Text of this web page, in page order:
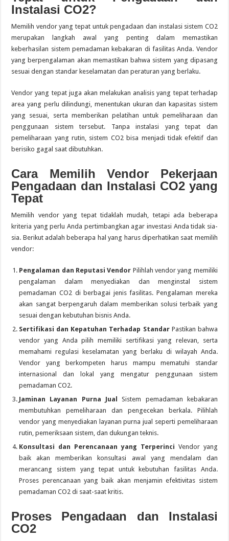
Instalasi CO2?
Memilih vendor yang tepat untuk pengadaan dan instalasi sistem CO2
merupakan langkah awal yang penting dalam memastikan
keberhasilan sistem pemadaman kebakaran di fasilitas Anda. Vendor
yang berpengalaman akan memastikan bahwa sistem yang dipasang
sesuai dengan standar keselamatan dan peraturan yang berlaku.
Vendor yang tepat juga akan melakukan analisis yang tepat terhadap
area yang perlu dilindungi, menentukan ukuran dan kapasitas sistem
yang sesuai, serta memberikan pelatihan untuk pemeliharaan dan
penggunaan sistem tersebut. Tanpa instalasi yang tepat dan
pemeliharaan yang rutin, sistem CO2 bisa menjadi tidak efektif dan
berisiko gagal saat dibutuhkan.
Cara Memilih Vendor Pekerjaan
Pengadaan dan Instalasi CO2 yang
Tepat
Memilih vendor yang tepat tidaklah mudah, tetapi ada beberapa
kriteria yang perlu Anda pertimbangkan agar investasi Anda tidak sia-
sia. Berikut adalah beberapa hal yang harus diperhatikan saat memilih
vendor:
Pengalaman dan Reputasi Vendor Pilihlah vendor yang memiliki
pengalaman dalam menyediakan dan menginstal sistem
pemadaman CO2 di berbagai jenis fasilitas. Pengalaman mereka
akan sangat berpengaruh dalam memberikan solusi terbaik yang
sesuai dengan kebutuhan bisnis Anda.
Sertifikasi dan Kepatuhan Terhadap StandarPastikan bahwa
vendor yang Anda pilih memiliki sertifikasi yang relevan, serta
memahami regulasi keselamatan yang berlaku di wilayah Anda.
Vendor yang berkompeten harus mampu mematuhi standar
internasional dan lokal yang mengatur penggunaan sistem
pemadaman CO2.
Jaminan Layanan Purna Jual
Sistem pemadaman kebakaran
membutuhkan pemeliharaan dan pengecekan berkala. Pilihlah
vendor yang menyediakan layanan purna jual seperti pemeliharaan
rutin, pemeriksaan sistem, dan dukungan teknis.
Konsultasi dan Perencanaan yang Terperinci Vendor yang
baik akan memberikan konsultasi awal yang mendalam dan
merancang sistem yang tepat untuk kebutuhan fasilitas Anda.
Proses perencanaan yang baik akan menjamin efektivitas sistem
pemadaman CO2 di saat-saat kritis.
Proses Pengadaan dan Instalasi
CO2